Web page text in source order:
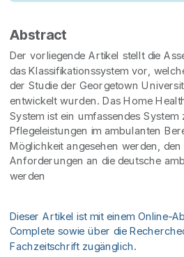
Abstract
Der vorliegende Artikel stellt die
das Klassifikationssystem vor,
der Studie der Georgetown
entwickelt wurden. Das Home
System ist ein umfassendes
Pflegeleistungen im ambulanten
Möglichkeit angesehen werden,
Anforderungen an die deutsche
werden
Dieser Artikel ist mit einem Online-
Complete sowie über die
Fachzeitschrift zugänglich.